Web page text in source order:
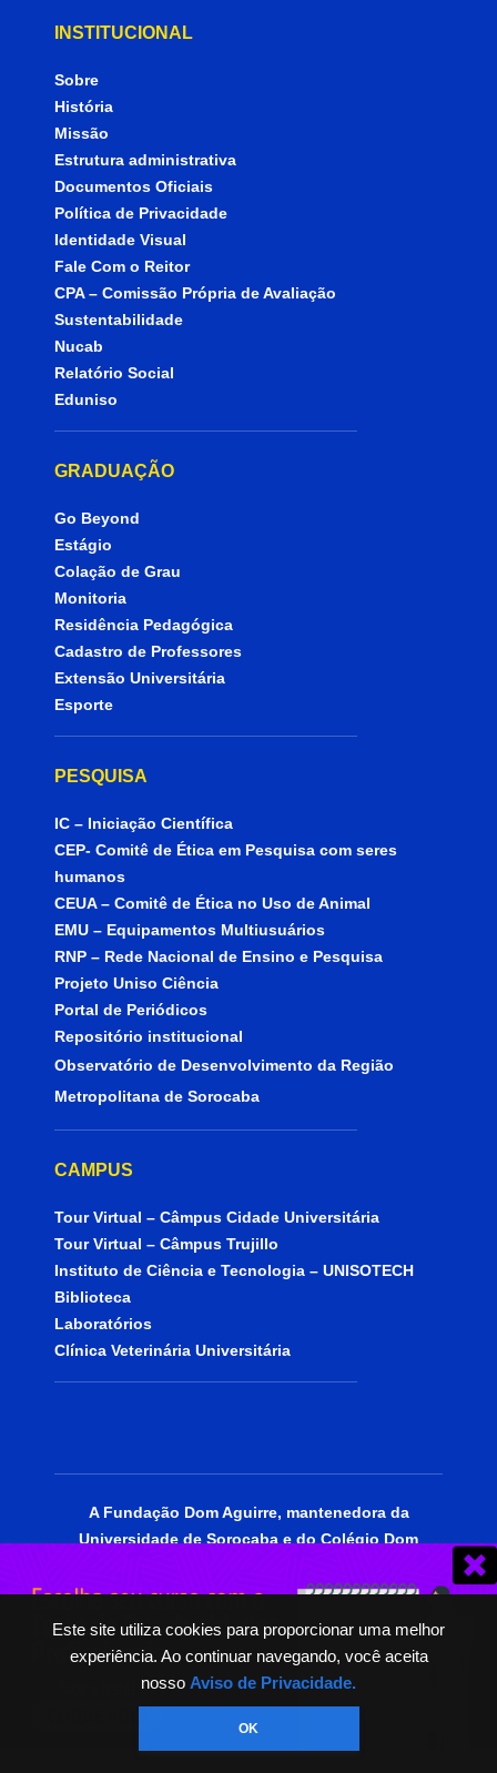
Este site utiliza cookies para proporcionar uma melhor
experiência. Ao continuar navegando, você aceita
nosso Aviso de Privacidade.
OK
INSTITUCIONAL
Sobre
História
Missão
Estrutura administrativa
Documentos Oficiais
Política de Privacidade
Identidade Visual
Fale Com o Reitor
CPA – Comissão Própria de Avaliação
Sustentabilidade
Nucab
Relatório Social
Eduniso
GRADUAÇÃO
Go Beyond
Estágio
Colação de Grau
Monitoria
Residência Pedagógica
Cadastro de Professores
Extensão Universitária
Esporte
PESQUISA
IC – Iniciação Científica
CEP- Comitê de Ética em Pesquisa com seres
humanos
CEUA – Comitê de Ética no Uso de Animal
EMU – Equipamentos Multiusuários
RNP – Rede Nacional de Ensino e Pesquisa
Projeto Uniso Ciência
Portal de Periódicos
Repositório institucional
Observatório de Desenvolvimento da Região
Metropolitana de Sorocaba
CAMPUS
Tour Virtual – Câmpus Cidade Universitária
Tour Virtual – Câmpus Trujillo
Instituto de Ciência e Tecnologia – UNISOTECH
Biblioteca
Laboratórios
Clínica Veterinária Universitária
A Fundação Dom Aguirre, mantenedora da
Universidade de Sorocaba e do Colégio Dom
beneficente de assistência social, portadora do
CEBAS Educação.
© 2025 | Todos os Direitos Reservados.